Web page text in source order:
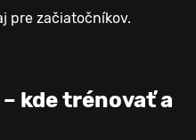
pre začiatočníkov.
– kde trénovať a